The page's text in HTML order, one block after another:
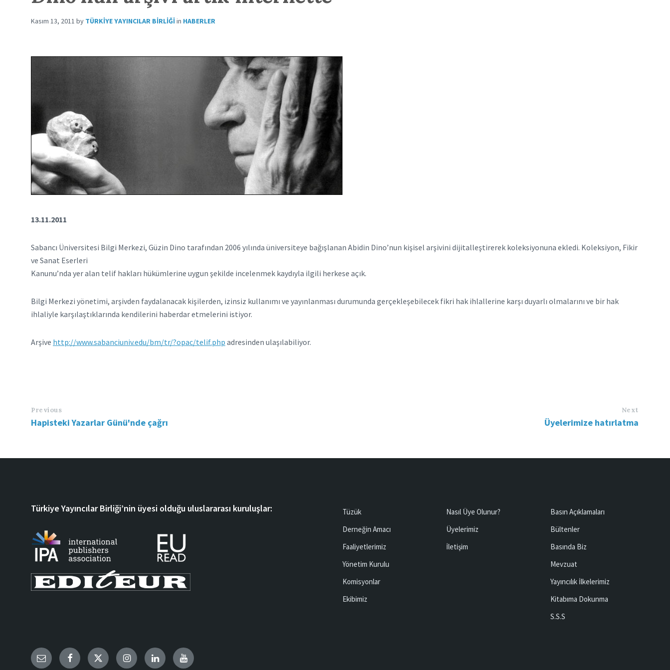
Kasım 13, 2011 by TÜRKIYE YAYINCILAR BIRLIĞIin HABERLER
13.11.2011
Sabancı Üniversitesi Bilgi Merkezi, Güzin Dino tarafından 2006 yılında üniversiteye bağışlanan Abidin Dino’nun kişisel arşivini dijitalleştirerek koleksiyonuna ekledi. Koleksiyon, Fikir
ve Sanat Eserleri
Kanunu’nda yer alan telif hakları hükümlerine uygun şekilde incelenmek kaydıyla ilgili herkese açık.
Bilgi Merkezi yönetimi, arşivden faydalanacak kişilerden, izinsiz kullanımı ve yayınlanması durumunda gerçekleşebilecek fikri hak ihlallerine karşı duyarlı olmalarını ve bir hak
ihlaliyle karşılaştıklarında kendilerini haberdar etmelerini istiyor.
Arşive http://www.sabanciuniv.edu/bm/tr/?opac/telif.php adresinden ulaşılabiliyor.
Previous
Hapisteki Yazarlar Günü'nde çağrı
Next
Üyelerimize hatırlatma
Türkiye Yayıncılar Birliği’nin üyesi olduğu uluslararası kuruluşlar:
Tüzük
Derneğin Amacı
Faaliyetlerimiz
Yönetim Kurulu
Komisyonlar
Ekibimiz
Nasıl Üye Olunur?
Üyelerimiz
İletişim
Basın Açıklamaları
Bültenler
Basında Biz
Mevzuat
Yayıncılık İlkelerimiz
Kitabıma Dokunma
S.S.S
Email Facebook TwitterInstagramLinkedInYouTube